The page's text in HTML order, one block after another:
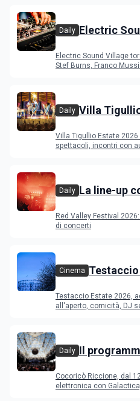
Daily Electric
Young
Electric Sound Village
Stef Burns, Franco
Daily Villa
Villa Tigullio Estate
spettacoli, incontri con
Daily La line-up
Red Valley Festival
di concerti
Cinema Testaccio
Testaccio Estate 2026,
all'aperto, comicità, DJ
Daily Il
Cocoricò Riccione, dal
elettronica con